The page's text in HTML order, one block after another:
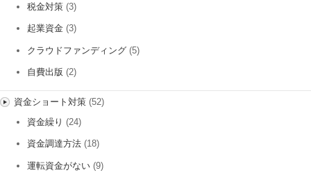
税金対策 (3)
起業資金 (3)
クラウドファンディング (5)
自費出版 (2)
資金ショート対策(52)
資金繰り (24)
資金調達方法 (18)
運転資金がない (9)